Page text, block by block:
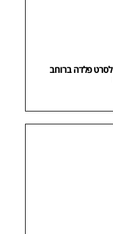
לוחץ (צבת) Heavy Duty לסרט פלדה ברוחב